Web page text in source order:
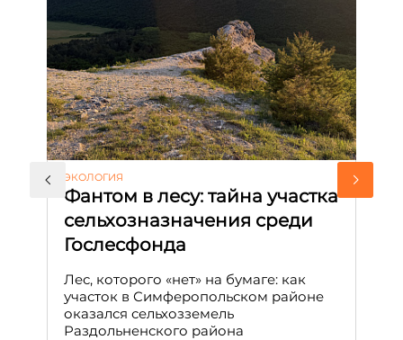
ЭКОЛОГИЯ
Фантом в лесу: тайна участка
сельхозназначения среди
Гослесфонда
Лес, которого «нет» на бумаге: как
участок в Симферопольском районе
оказался сельхозземель
Раздольненского района